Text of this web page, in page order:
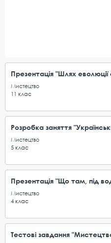
Презентація "Шлях
Мистецтво
11 клас
Розробка заняття
Мистецтво
5 клас
Презентація "Що там, під
Мистецтво
4 клас
Тестові завдання